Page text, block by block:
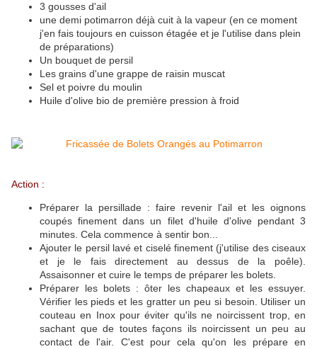
3 gousses d'ail
une demi potimarron déjà cuit à la vapeur (en ce moment
j'en fais toujours en cuisson étagée et je l'utilise dans plein
de préparations)
Un bouquet de persil
Les grains d'une grappe de raisin muscat
Sel et poivre du moulin
Huile d'olive bio de première pression à froid
Action :
Préparer la persillade : faire revenir l'ail et les oignons
coupés finement dans un filet d'huile d'olive pendant 3
minutes. Cela commence à sentir bon...
Ajouter le persil lavé et ciselé finement (j'utilise des ciseaux
et je le fais directement au dessus de la poêle).
Assaisonner et cuire le temps de préparer les bolets.
Préparer les bolets : ôter les chapeaux et les essuyer.
Vérifier les pieds et les gratter un peu si besoin. Utiliser un
couteau en Inox pour éviter qu'ils ne noircissent trop, en
sachant que de toutes façons ils noircissent un peu au
contact de l'air. C'est pour cela qu'on les prépare en